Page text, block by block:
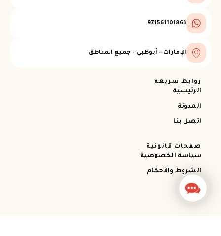
971561101863
الإمارات - أبوظبي - جميع المناطق
روابط سريعة
الرئيسية
المدونة
اتصل بنا
صفحات قانونية
سياسة الخصوصية
الشروط والأحكام
Contact
Us